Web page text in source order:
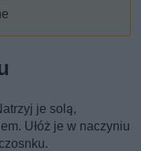
je solą,
Ułóż je w naczyniu